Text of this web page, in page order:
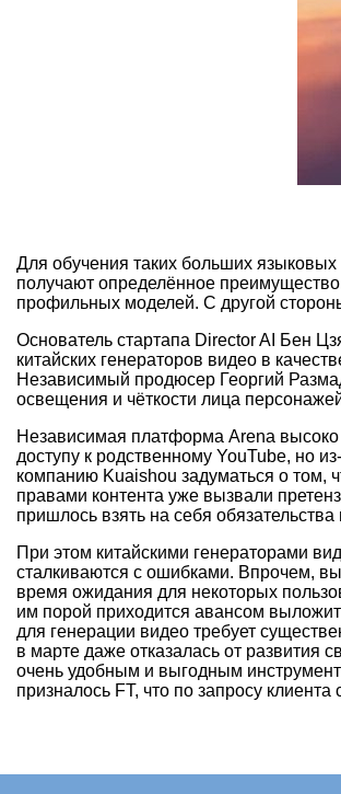
Для обучения таких больших
получают определённое
профильных моделей. С другой
Основатель стартапа Director AI Бен
китайских генераторов видео в
Независимый продюсер Георгий
освещения и чёткости лица
Независимая платформа Arena
доступу к родственному YouTube, но
компанию Kuaishou задуматься о том,
правами контента уже вызвали
пришлось взять на себя
При этом китайскими генераторами
сталкиваются с ошибками. Впрочем,
время ожидания для некоторых
им порой приходится авансом
для генерации видео требует
в марте даже отказалась от развития
очень удобным и выгодным
призналось FT, что по запросу